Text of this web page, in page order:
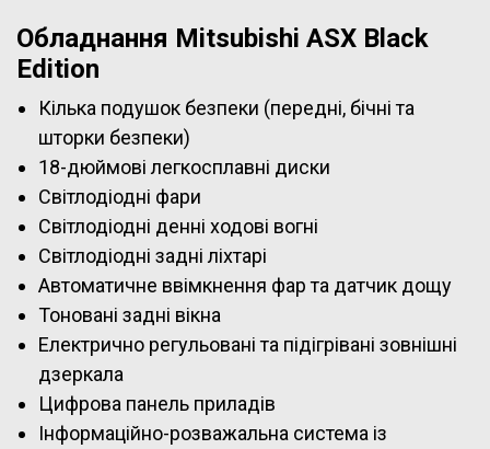
Обладнання Mitsubishi ASX Black
Edition
Кілька подушок безпеки (передні, бічні та
шторки безпеки)
18-дюймові легкосплавні диски
Світлодіодні фари
Світлодіодні денні ходові вогні
Світлодіодні задні ліхтарі
Автоматичне ввімкнення фар та датчик дощу
Тоновані задні вікна
Електрично регульовані та підігрівані зовнішні
дзеркала
Цифрова панель приладів
Інформаційно-розважальна система із